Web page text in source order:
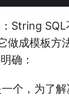
String
成模板方
确：
个，为了